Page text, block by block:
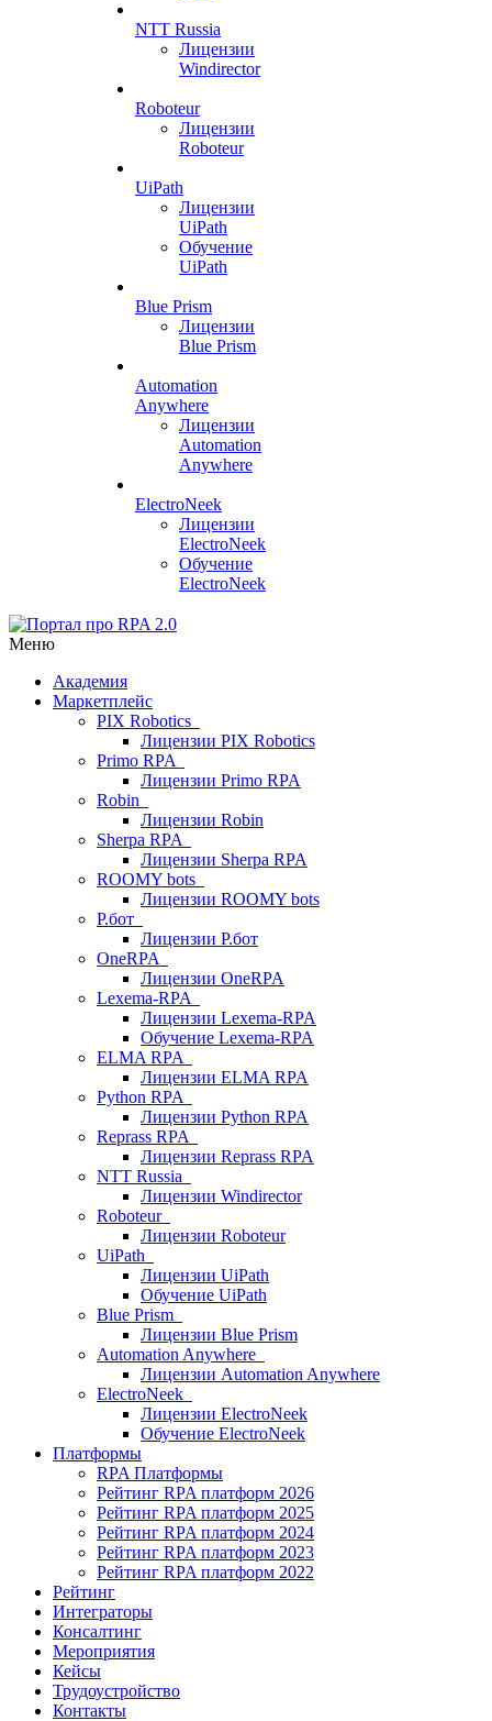
NTT Russia
Лицензии
Windirector
Roboteur
Лицензии
Roboteur
UiPath
Лицензии
UiPath
Обучение
UiPath
Blue Prism
Лицензии
Blue Prism
Automation
Anywhere
Лицензии
Automation
Anywhere
ElectroNeek
Лицензии
ElectroNeek
Обучение
ElectroNeek
Меню
Академия
Маркетплейс
PIX Robotics
Лицензии PIX Robotics
Primo RPA
Лицензии Primo RPA
Robin
Лицензии Robin
Sherpa RPA
Лицензии Sherpa RPA
ROOMY bots
Лицензии ROOMY bots
Р.бот
Лицензии Р.бот
OneRPA
Лицензии OneRPA
Lexema-RPA
Лицензии Lexema-RPA
Обучение Lexema-RPA
ELMA RPA
Лицензии ELMA RPA
Python RPA
Лицензии Python RPA
Reprass RPA
Лицензии Reprass RPA
NTT Russia
Лицензии Windirector
Roboteur
Лицензии Roboteur
UiPath
Лицензии UiPath
Обучение UiPath
Blue Prism
Лицензии Blue Prism
Automation Anywhere
Лицензии Automation Anywhere
ElectroNeek
Лицензии ElectroNeek
Обучение ElectroNeek
Платформы
RPA Платформы
Рейтинг RPA платформ 2026
Рейтинг RPA платформ 2025
Рейтинг RPA платформ 2024
Рейтинг RPA платформ 2023
Рейтинг RPA платформ 2022
Рейтинг
Интеграторы
Консалтинг
Mероприятия
Кейсы
Трудоустройство
Контакты